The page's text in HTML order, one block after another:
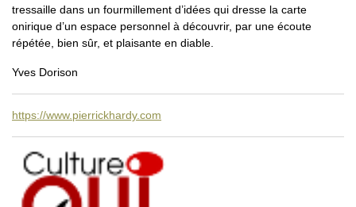
tressaille dans un fourmillement d’idées qui dresse la carte
onirique d’un espace personnel à découvrir, par une écoute
répétée, bien sûr, et plaisante en diable.
Yves Dorison
https://www.pierrickhardy.com